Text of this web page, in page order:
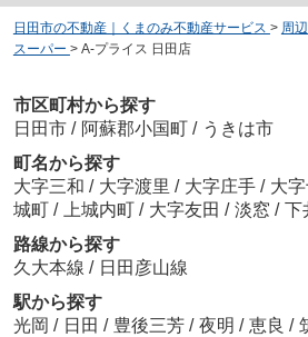
日田市の不動産｜くまのみ不動産サービス > 周
スーパー > A-プライス 日田店
市区町村から探す
日田市 / 阿蘇郡小国町 / うきは市
町名から探す
大字三和 / 大字渡里 / 大字庄手 / 大
城町 / 上城内町 / 大字友田 / 淡窓 / 下
路線から探す
久大本線 / 日田彦山線
駅から探す
光岡 / 日田 / 豊後三芳 / 夜明 / 恵良 /